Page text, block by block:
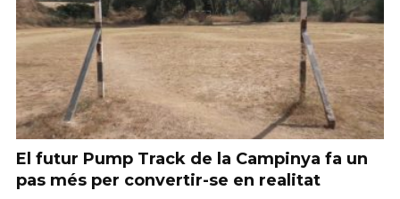
El futur Pump Track de la Campinya fa un
pas més per convertir-se en realitat